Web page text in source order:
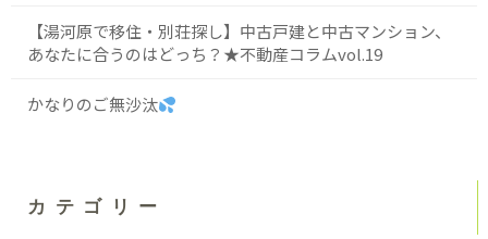
【湯河原で移住・別荘探し】中古戸建と中古マンション、
あなたに合うのはどっち？★不動産コラムvol.19
かなりのご無沙汰
カテゴリー